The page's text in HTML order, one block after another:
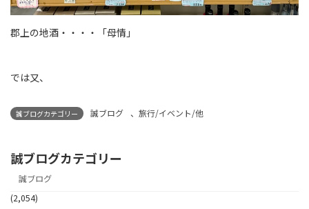
郡上の地酒・・・・「母情」
では又、
誠ブログカテゴリー 誠ブログ 、 旅行/イベント/他
誠ブログカテゴリー
誠ブログ
(2,054)